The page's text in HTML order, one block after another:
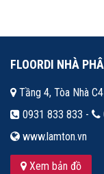
FLOORDI NHÀ
Tầng 4, Tòa Nhà
0931 833 833 -
www.lamton.vn
Xem bản đồ